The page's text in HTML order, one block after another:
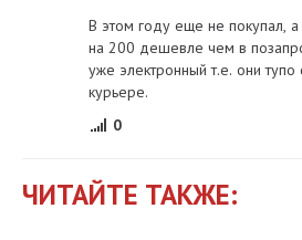
В этом году еще не покупал,
на 200 дешевле чем в
уже электронный т.е. они
курьере.
0
ЧИТАЙТЕ ТАКЖЕ: